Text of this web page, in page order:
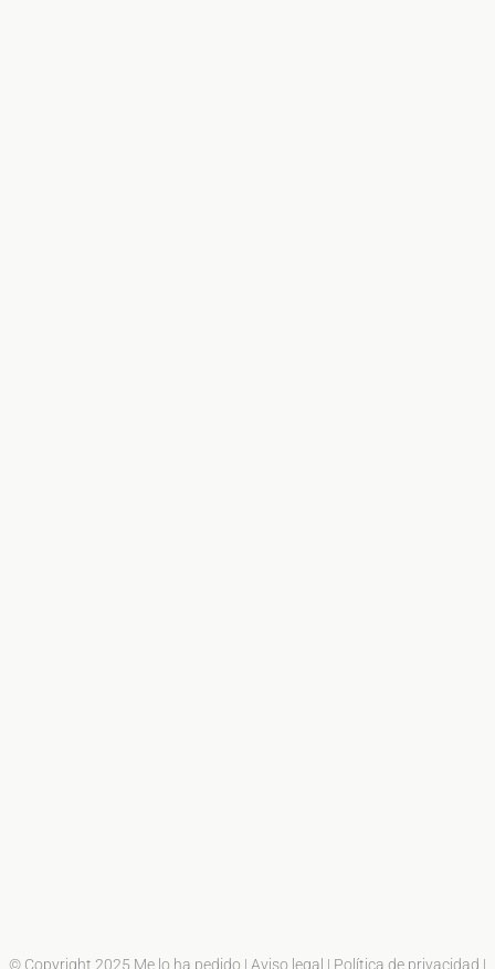
© Copyright 2025 Me lo ha pedido | Aviso legal | Política de privacidad |